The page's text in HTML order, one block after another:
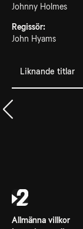
Johnny Holmes
Regissör:
John Hyams
Liknande titlar
Allmänna villkor